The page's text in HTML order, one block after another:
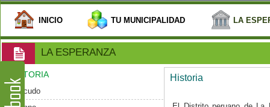
INICIO TU MUNICIPALIDAD LA
LA ESPERANZA
HISTORIA
Escudo
Historia